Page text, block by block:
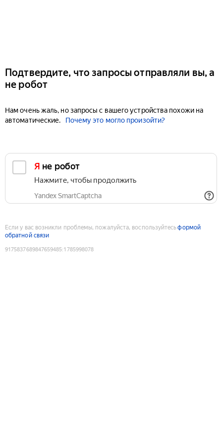
Подтвердите, что запросы отправляли вы, а
не робот
Нам очень жаль, но запросы с вашего устройства похожи на
автоматические.
Почему это могло произойти?
Я не робот
Нажмите, чтобы продолжить
Yandex SmartCaptcha
Если у вас возникли проблемы, пожалуйста, воспользуйтесьформой
обратной связи
9175837689847659485:1785998078